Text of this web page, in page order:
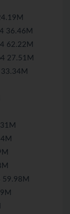
36.46M
62.22M
27.51M
59.98M